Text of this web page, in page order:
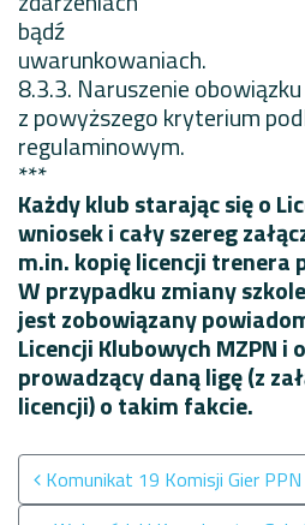
bądź
uwarunkowaniach.
8.3.3. Naruszenie
z powyższego kryterium
regulaminowym.
***
Każdy klub starając się o
wniosek i cały szereg
m.in. kopię licencji trenera
W przypadku zmiany
jest zobowiązany
Licencji Klubowych MZPN i
prowadzący daną ligę (z
licencji) o takim fakcie.
Nawigacja po
Komunikat 19 Komisji Gier